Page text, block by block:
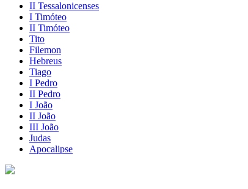
II Tessalonicenses
I Timóteo
II Timóteo
Tito
Filemon
Hebreus
Tiago
I Pedro
II Pedro
I João
II João
III João
Judas
Apocalipse